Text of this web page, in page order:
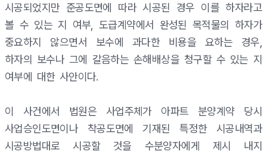
시공되었지만 준공도면에 따라 시공된 경우 이를 하자라고
볼 수 있는 지 여부, 도급계약에서 완성된 목적물의 하자가
중요하지 않으면서 보수에 과다한 비용을 요하는 경우,
하자의 보수나 그에 갈음하는 손해배상을 청구할 수 있는 지
여부에 대한 사안이다.
이 사건에서 법원은 사업주체가 아파트 분양계약 당시
사업승인도면이나 착공도면에 기재된 특정한 시공내역과
시공방법대로 시공할 것을 수분양자에게 제시 내지